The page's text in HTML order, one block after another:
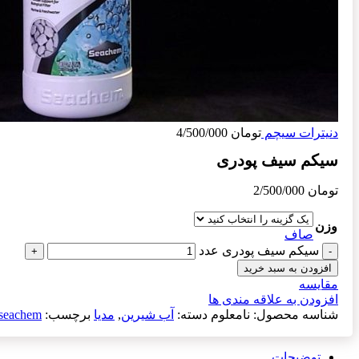
دنیترات سیچم تومان
سیکم سیف پودری
تومان
وزن
صاف
سیکم سیف پودری عدد
افزودن به سبد خرید
مقایسه
افزودن به علاقه مندی ها
شناسه محصول: نامعلوم دسته: آب شیرین, مدیا برچسب: